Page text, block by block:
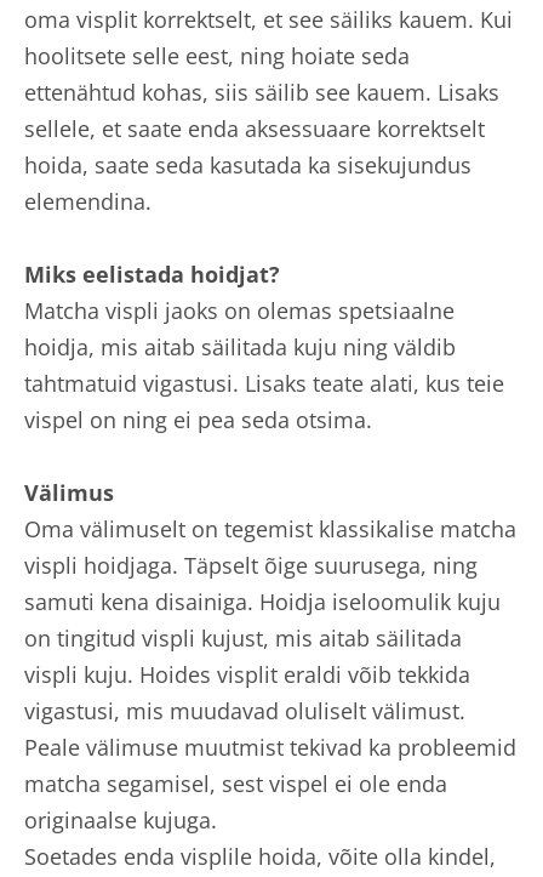
oma visplit korrektselt, et see säiliks kauem. Kui
hoolitsete selle eest, ning hoiate seda
ettenähtud kohas, siis säilib see kauem. Lisaks
sellele, et saate enda aksessuaare korrektselt
hoida, saate seda kasutada ka sisekujundus
elemendina.
Miks eelistada hoidjat?
Matcha vispli jaoks on olemas spetsiaalne
hoidja, mis aitab säilitada kuju ning väldib
tahtmatuid vigastusi. Lisaks teate alati, kus teie
vispel on ning ei pea seda otsima.
Välimus
Oma välimuselt on tegemist klassikalise matcha
vispli hoidjaga. Täpselt õige suurusega, ning
samuti kena disainiga. Hoidja iseloomulik kuju
on tingitud vispli kujust, mis aitab säilitada
vispli kuju. Hoides visplit eraldi võib tekkida
vigastusi, mis muudavad oluliselt välimust.
Peale välimuse muutmist tekivad ka probleemid
matcha segamisel, sest vispel ei ole enda
originaalse kujuga.
Soetades enda visplile hoida, võite olla kindel,